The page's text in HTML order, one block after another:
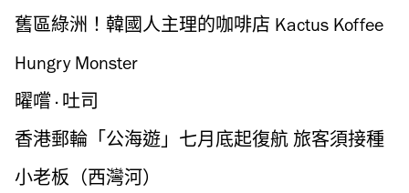
舊區綠洲！韓國人主理的咖啡店 Kactus Koffee
Hungry Monster
曜嚐 · 吐司
香港郵輪「公海遊」七月底起復航 旅客須接種
疫苗使用「安心出行」App
小老板（西灣河）